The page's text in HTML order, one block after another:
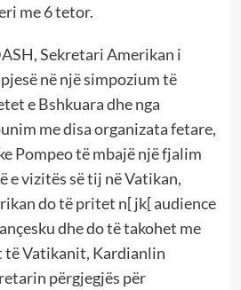
me 6 tetor.
Sekretari Amerikan i
në një simpozium të
e Bshkuara dhe nga
me disa organizata fetare,
Pompeo të mbajë një fjalim
e vizitës së tij në Vatikan,
do të pritet n[ jk[ audience
dhe do të takohet me
të Vatikanit, Kardianlin
përgjegjës për